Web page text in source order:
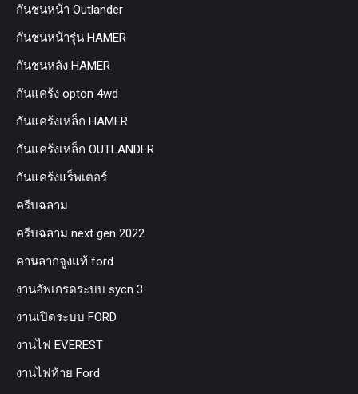
กันชนหน้า Outlander
กันชนหน้ารุ่น HAMER
กันชนหลัง HAMER
กันแคร้ง opton 4wd
กันแคร้งเหล็ก HAMER
กันแคร้งเหล็ก OUTLANDER
กันแคร้งแร็พเตอร์
ครีบฉลาม
ครีบฉลาม next gen 2022
คานลากจูงแท้ ford
งานอัพเกรดระบบ sycn 3
งานเปิดระบบ FORD
งานไฟ EVEREST
งานไฟท้าย Ford